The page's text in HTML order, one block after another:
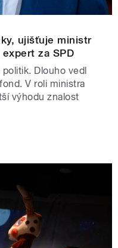
ujišťuje ministr
za SPD
Dlouho vedl
V roli ministra
výhodu znalost